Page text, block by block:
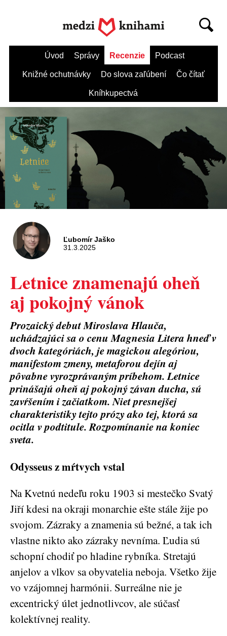
Úvod Správy Recenzie Podcast
Knižné ochutnávky Do slova zaľúbení Čo čítať
Kníhkupectvá
Ľubomír Jaško
31.3.2025
Letnice znamenajú oheň
aj pokojný vánok
Prozaický debut Miroslava Hlauča,
uchádzajúci sa o cenu Magnesia Litera hneď v
dvoch kategóriách, je magickou alegóriou,
manifestom zmeny, metaforou dejín aj
pôvabne vyrozprávaným príbehom. Letnice
prinášajú oheň aj pokojný závan ducha, sú
zavŕšením i začiatkom. Niet presnejšej
charakteristiky tejto prózy ako tej, ktorá sa
ocitla v podtitule. Rozpomínanie na koniec
sveta.
Odysseus z mŕtvych vstal
Na Kvetnú nedeľu roku 1903 si mestečko Svatý
Jiří kdesi na okraji monarchie ešte stále žije po
svojom. Zázraky a znamenia sú bežné, a tak ich
vlastne nikto ako zázraky nevníma. Ľudia sú
schopní chodiť po hladine rybníka. Stretajú
anjelov a vlkov sa obyvatelia neboja. Všetko žije
vo vzájomnej harmónii. Surreálne nie je
excentrický úlet jednotlivcov, ale súčasť
kolektívnej reality.